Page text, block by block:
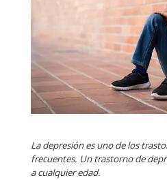
La depresión es uno de los
frecuentes. Un trastorno de
a cualquier edad.